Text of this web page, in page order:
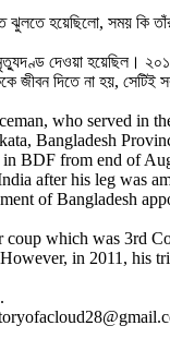
হয়েছিলো, সময় কি
দেওয়া হয়েছিল। ২০১১
জীবন দিতে না হয়, সেটিই
who served in
Bangladesh
in BDF from end of
after his leg was
of Bangladesh
coup which was 3rd
in 2011, his